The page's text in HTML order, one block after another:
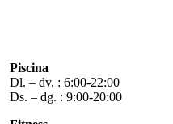
Piscina
Dl. – dv. : 6:00-22:00
Ds. – dg. : 9:00-20:00